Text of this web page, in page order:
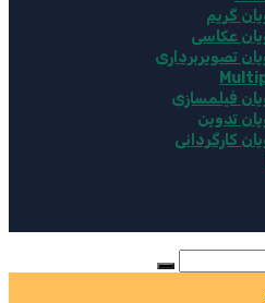
گریم
عکاسی
تصویربرداری
فیلمسازی
تدوین
کارگردانی